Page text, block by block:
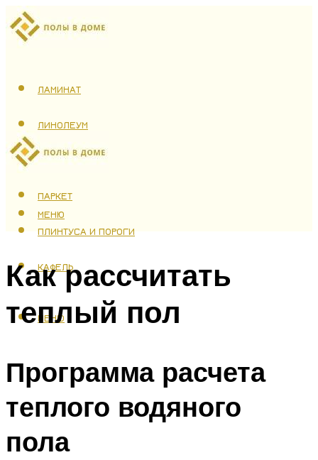
ЛАМИНАТ
ЛИНОЛЕУМ
ТЕПЛЫЙ ПОЛ
ПАРКЕТ
ПЛИНТУСА И ПОРОГИ
КАФЕЛЬ
МЕНЮ
МЕНЮ
Как рассчитать
теплый пол
Программа расчета
теплого водяного
пола